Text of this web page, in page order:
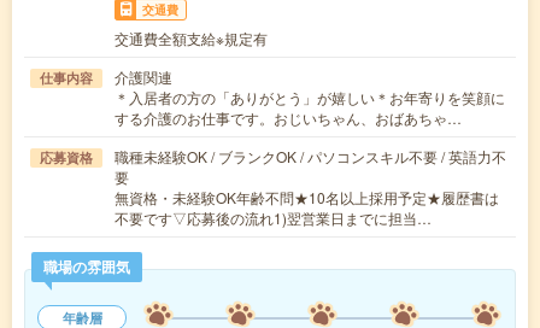
交通費
交通費全額支給※規定有
仕事内容
介護関連
＊入居者の方の「ありがとう」が嬉しい＊お年寄りを笑顔に
する介護のお仕事です。おじいちゃん、おばあちゃ…
応募資格
職種未経験OK / ブランクOK / パソコンスキル不要 / 英語力不
要
無資格・未経験OK年齢不問★10名以上採用予定★履歴書は
不要です▽応募後の流れ1)翌営業日までに担当…
職場の雰囲気
年齢層